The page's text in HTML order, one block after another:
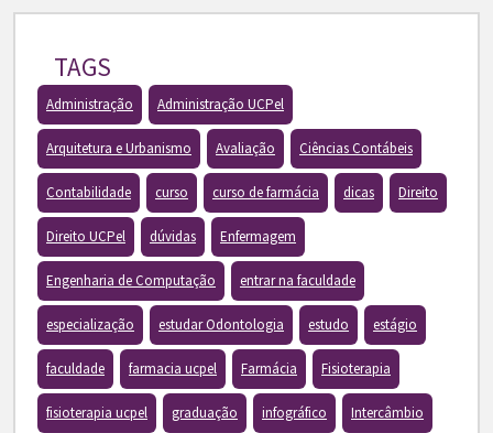
TAGS
Administração Administração UCPel
Arquitetura e Urbanismo Avaliação Ciências Contábeis
Contabilidade curso curso de farmácia dicas Direito
Direito UCPel dúvidas Enfermagem
Engenharia de Computação entrar na faculdade
especialização estudar Odontologia estudo estágio
faculdade farmacia ucpel Farmácia Fisioterapia
fisioterapia ucpel graduação infográfico Intercâmbio